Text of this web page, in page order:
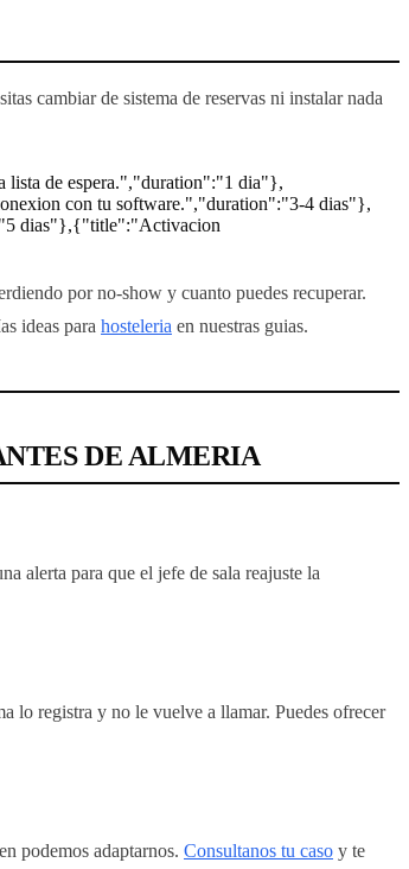
cambiar de sistema de reservas ni instalar nada
lista de espera.","duration":"1 dia"},
con tu software.","duration":"3-4 dias"},
dias"},{"title":"Activacion
por no-show y cuanto puedes recuperar.
ideas para hosteleria en nuestras guias.
DE ALMERIA
alerta para que el jefe de sala reajuste la
lo registra y no le vuelve a llamar. Puedes ofrecer
podemos adaptarnos. Consultanos tu caso y te